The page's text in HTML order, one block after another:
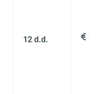
12 d.d.  390